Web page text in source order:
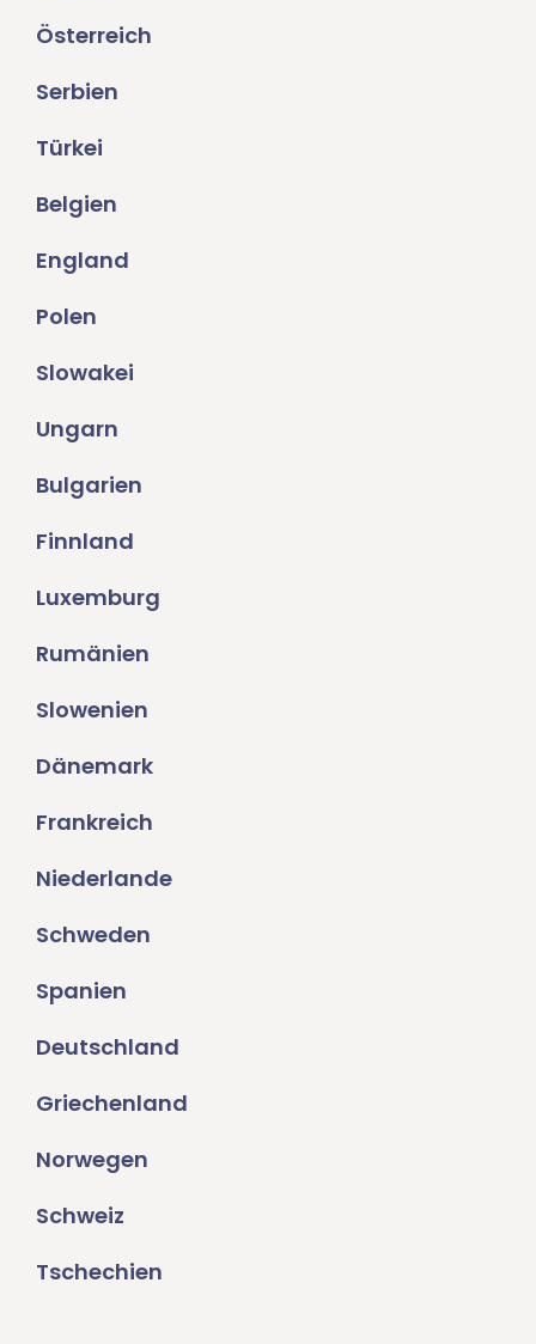
Österreich
Serbien
Türkei
Belgien
England
Polen
Slowakei
Ungarn
Bulgarien
Finnland
Luxemburg
Rumänien
Slowenien
Dänemark
Frankreich
Niederlande
Schweden
Spanien
Deutschland
Griechenland
Norwegen
Schweiz
Tschechien